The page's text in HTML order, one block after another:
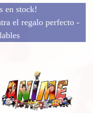
en stock!
el regalo perfecto -